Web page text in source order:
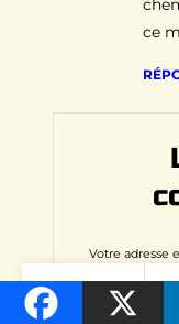
ce
Votre adresse
S